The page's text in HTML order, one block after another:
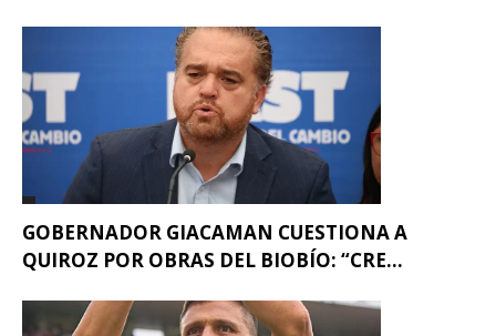
GOBERNADOR GIACAMAN CUESTIONA A
QUIROZ POR OBRAS DEL BIOBÍO: “CRE...